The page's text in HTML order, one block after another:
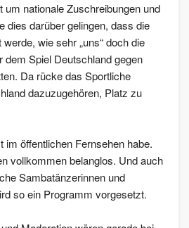
nationale Zuschreibungen und
dies darüber gelingen, dass die
wie sehr „uns“ doch die
Spiel Deutschland gegen
Da rücke das Sportliche
dazuzugehören, Platz zu
öffentlichen Fernsehen habe.
vollkommen belanglos. Und auch
Sambatänzerinnen und
so ein Programm vorgesetzt.